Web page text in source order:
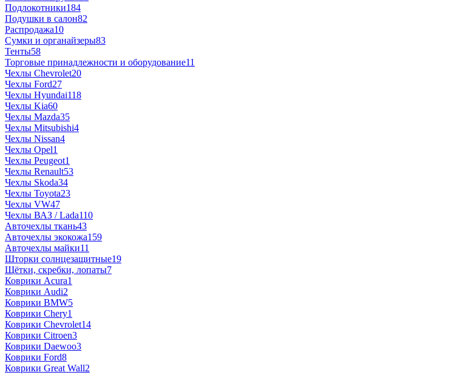
Подлокотники184
Подушки в салон82
Распродажа10
Сумки и органайзеры83
Тенты58
Торговые принадлежности и оборудование11
Чехлы Chevrolet20
Чехлы Ford27
Чехлы Hyundai118
Чехлы Kia60
Чехлы Mazda35
Чехлы Mitsubishi4
Чехлы Nissan4
Чехлы Opel1
Чехлы Peugeot1
Чехлы Renault53
Чехлы Skoda34
Чехлы Toyota23
Чехлы VW47
Чехлы ВАЗ / Lada110
Авточехлы ткань43
Авточехлы экокожа159
Авточехлы майки11
Шторки солнцезащитные19
Щётки, скребки, лопаты7
Коврики Acura1
Коврики Audi2
Коврики BMW5
Коврики Chery1
Коврики Chevrolet14
Коврики Citroen3
Коврики Daewoo3
Коврики Ford8
Коврики Great Wall2